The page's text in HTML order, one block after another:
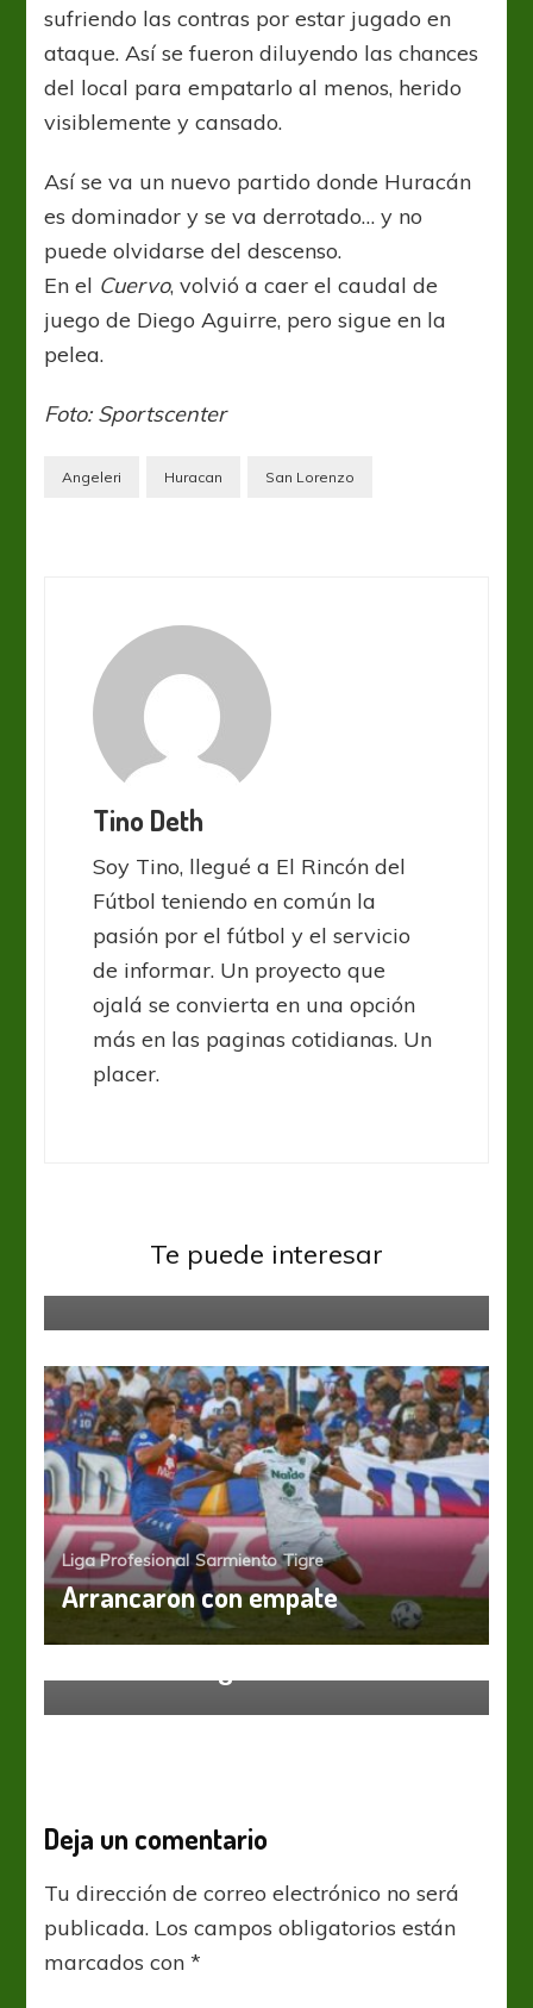
sufriendo las contras por estar jugado en
ataque. Así se fueron diluyendo las chances
del local para empatarlo al menos, herido
visiblemente y cansado.
Así se va un nuevo partido donde Huracán
es dominador y se va derrotado… y no
puede olvidarse del descenso.
En el Cuervo, volvió a caer el caudal de
juego de Diego Aguirre, pero sigue en la
pelea.
Foto: Sportscenter
Angeleri Huracan San Lorenzo
Tino Deth
Soy Tino, llegué a El Rincón del
Fútbol teniendo en común la
pasión por el fútbol y el servicio
de informar. Un proyecto que
ojalá se convierta en una opción
más en las paginas cotidianas. Un
placer.
Te puede interesar
Goltz y Cardona, otra vez
Liga Profesional Sarmiento Tigre
Arrancaron con empate
Liga Profesional
Deja un comentario
Tu dirección de correo electrónico no será
publicada. Los campos obligatorios están
marcados con*